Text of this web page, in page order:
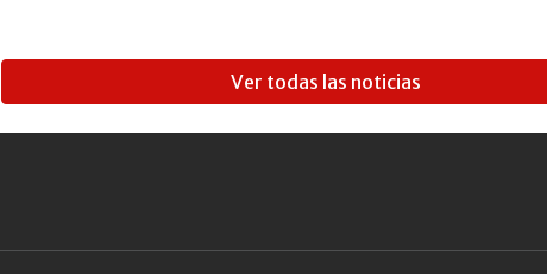
Ver todas las noticias